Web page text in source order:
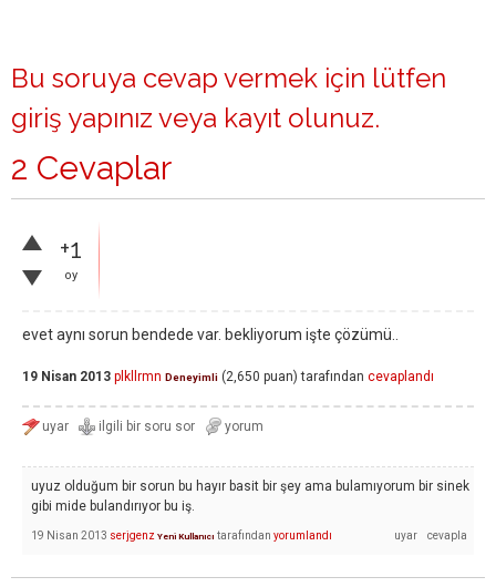
Bu soruya cevap vermek için lütfen
giriş yapınız veya kayıt olunuz.
2 Cevaplar
+1
oy
evet aynı sorun bendede var. bekliyorum işte çözümü..
19 Nisan 2013 plkllrmn Deneyimli (2,650 puan) tarafından cevaplandı
uyuz olduğum bir sorun bu hayır basit bir şey ama bulamıyorum bir sinek
gibi mide bulandırıyor bu iş.
19 Nisan 2013 serjgenz Yeni Kullanıcı tarafından yorumlandı